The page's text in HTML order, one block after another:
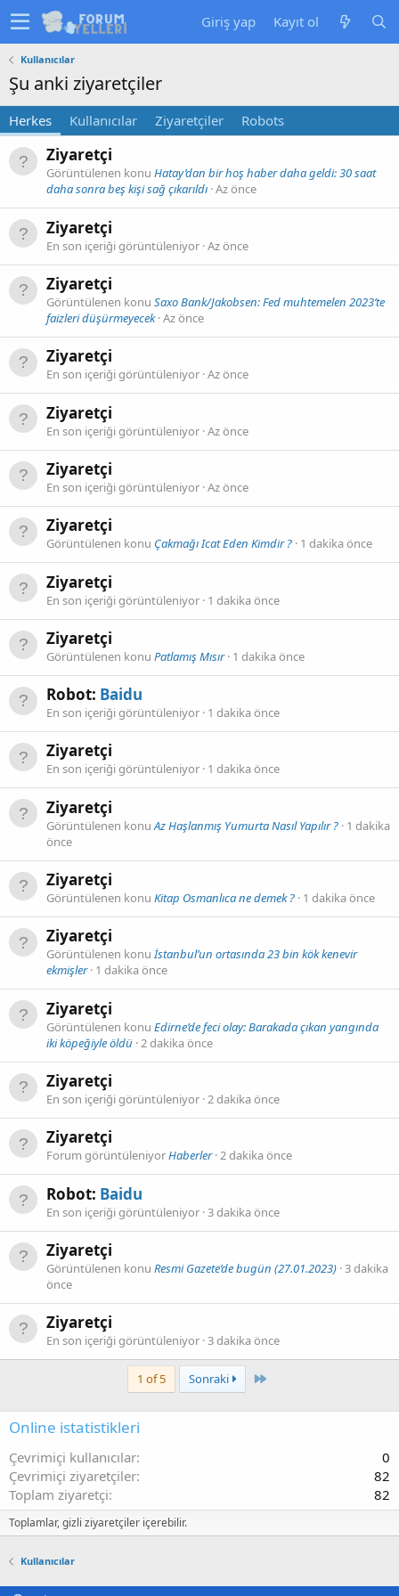
Giriş yap Kayıt ol
Kullanıcılar
Şu anki ziyaretçiler
Herkes Kullanıcılar Ziyaretçiler Robots
Ziyaretçi
Görüntülenen konu Hatay’dan bir hoş haber daha geldi: 30 saat
daha sonra beş kişi sağ çıkarıldı Az önce
Ziyaretçi
En son içeriği görüntüleniyor Az önce
Ziyaretçi
Görüntülenen konu Saxo Bank/Jakobsen: Fed muhtemelen 2023’te
faizleri düşürmeyecek Az önce
Ziyaretçi
En son içeriği görüntüleniyor Az önce
Ziyaretçi
En son içeriği görüntüleniyor Az önce
Ziyaretçi
En son içeriği görüntüleniyor Az önce
Ziyaretçi
Görüntülenen konu Çakmağı Icat Eden Kimdir ? 1 dakika önce
Ziyaretçi
En son içeriği görüntüleniyor 1 dakika önce
Ziyaretçi
Görüntülenen konu Patlamış Mısır 1 dakika önce
Robot: Baidu
En son içeriği görüntüleniyor 1 dakika önce
Ziyaretçi
En son içeriği görüntüleniyor 1 dakika önce
Ziyaretçi
Görüntülenen konuAz Haşlanmış Yumurta Nasıl Yapılır ? 1 dakika
önce
Ziyaretçi
Görüntülenen konu Kitap Osmanlıca ne demek ? 1 dakika önce
Ziyaretçi
Görüntülenen konuİstanbul’un ortasında 23 bin kök kenevir
ekmişler 1 dakika önce
Ziyaretçi
Görüntülenen konu Edirne’de feci olay: Barakada çıkan yangında
iki köpeğiyle öldü 2 dakika önce
Ziyaretçi
En son içeriği görüntüleniyor 2 dakika önce
Ziyaretçi
Forum görüntüleniyorHaberler 2 dakika önce
Robot: Baidu
En son içeriği görüntüleniyor 3 dakika önce
Ziyaretçi
Görüntülenen konu Resmi Gazete’de bugün (27.01.2023) 3 dakika
önce
Ziyaretçi
En son içeriği görüntüleniyor 3 dakika önce
1 of 5 Sonraki Last
Online istatistikleri
Çevrimiçi kullanıcılar
0
Çevrimiçi ziyaretçiler
82
Toplam ziyaretçi
82
Toplamlar, gizli ziyaretçiler içerebilir.
Kullanıcılar